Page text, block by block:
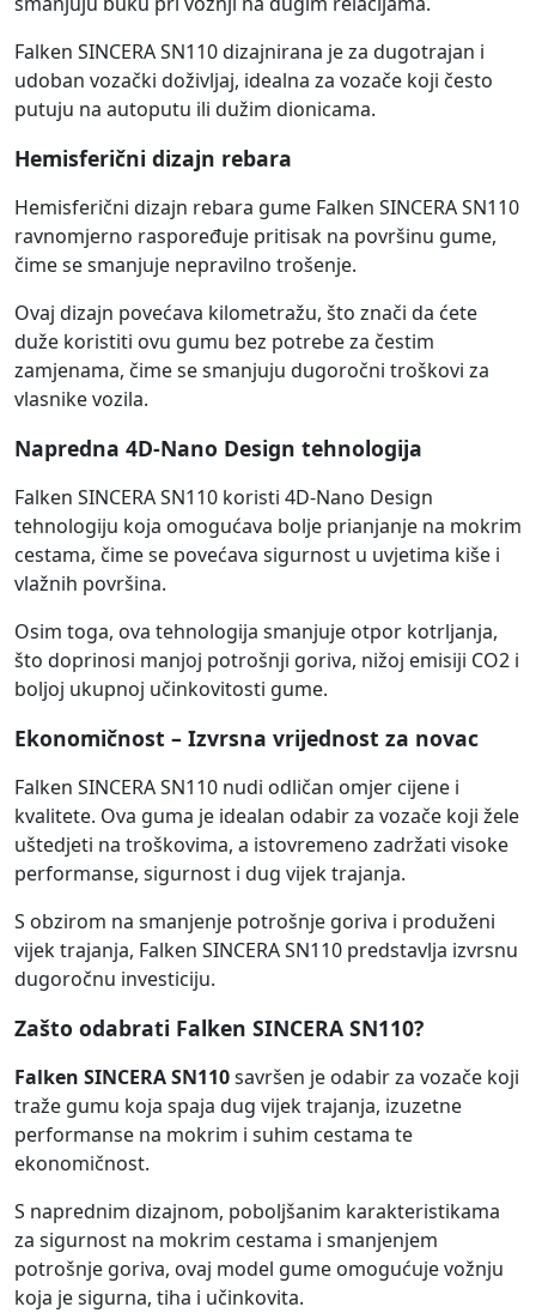
Falken SINCERA SN110 dizajnirana je za dugotrajan i
udoban vozački doživljaj, idealna za vozače koji često
putuju na autoputu ili dužim dionicama.
Hemisferični dizajn rebara
Hemisferični dizajn rebara gume Falken SINCERA SN110
ravnomjerno raspoređuje pritisak na površinu gume,
čime se smanjuje nepravilno trošenje.
Ovaj dizajn povećava kilometražu, što znači da ćete
duže koristiti ovu gumu bez potrebe za čestim
zamjenama, čime se smanjuju dugoročni troškovi za
vlasnike vozila.
Napredna 4D-Nano Design tehnologija
Falken SINCERA SN110 koristi 4D-Nano Design
tehnologiju koja omogućava bolje prianjanje na mokrim
cestama, čime se povećava sigurnost u uvjetima kiše i
vlažnih površina.
Osim toga, ova tehnologija smanjuje otpor kotrljanja,
što doprinosi manjoj potrošnji goriva, nižoj emisiji CO2 i
boljoj ukupnoj učinkovitosti gume.
Ekonomičnost – Izvrsna vrijednost za novac
Falken SINCERA SN110 nudi odličan omjer cijene i
kvalitete. Ova guma je idealan odabir za vozače koji žele
uštedjeti na troškovima, a istovremeno zadržati visoke
performanse, sigurnost i dug vijek trajanja.
S obzirom na smanjenje potrošnje goriva i produženi
vijek trajanja, Falken SINCERA SN110 predstavlja izvrsnu
dugoročnu investiciju.
Zašto odabrati Falken SINCERA SN110?
Falken SINCERA SN110savršen je odabir za vozače koji
traže gumu koja spaja dug vijek trajanja, izuzetne
performanse na mokrim i suhim cestama te
ekonomičnost.
S naprednim dizajnom, poboljšanim karakteristikama
za sigurnost na mokrim cestama i smanjenjem
potrošnje goriva, ovaj model gume omogućuje vožnju
koja je sigurna, tiha i učinkovita.